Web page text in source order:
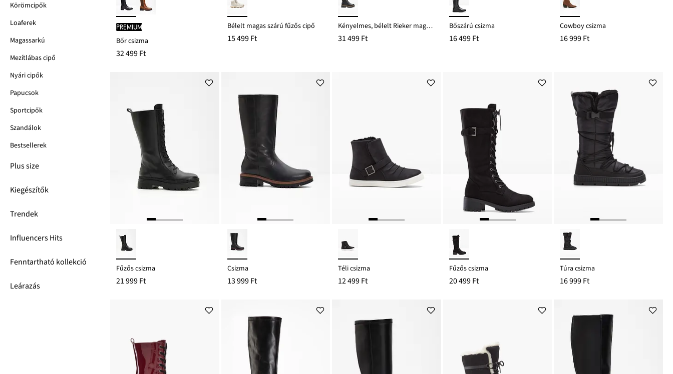
Körömcipők
Loaferek
Magassarkú
Mezítlábas cipő
Nyári cipők
Papucsok
Sportcipők
Szandálok
Bestsellerek
Plus size
Kiegészítők
Trendek
Influencers Hits
Fenntartható kollekció
Leárazás
PREMIUM
Bőr csizma
32 499 Ft
Bélelt magas szárú fűzős cipő
15 499 Ft
Kényelmes, bélelt Rieker magas szárú fűzős cipő
31 499 Ft
Bőszárú csizma
16 499 Ft
Cowboy csizma
16 999 Ft
Fűzős csizma
21 999 Ft
Csizma
13 999 Ft
Téli csizma
12 499 Ft
Fűzős csizma
20 499 Ft
Túra csizma
16 999 Ft